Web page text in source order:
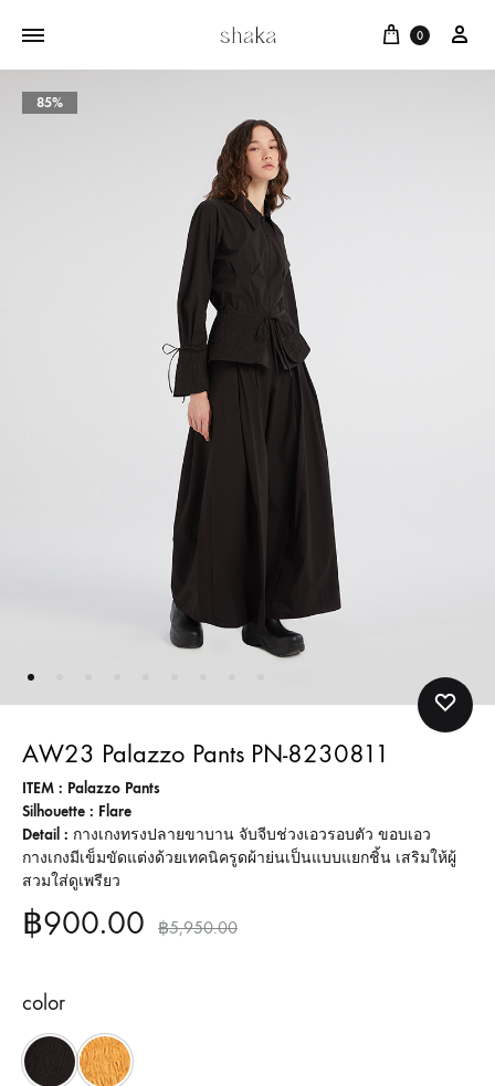
Cart
0
85%
AW23 Palazzo Pants PN-8230811
ITEM : Palazzo Pants
Silhouette : Flare
Detail : กางเกงทรงปลายขาบาน จับจีบช่วงเอวรอบตัว ขอบเอว
กางเกงมีเข็มขัดแต่งด้วยเทคนิครูดผ้าย่นเป็นแบบแยกชิ้น เสริมให้ผู้
สวมใส่ดูเพรียว
฿900.00 ฿5,950.00
color
Black Yellow